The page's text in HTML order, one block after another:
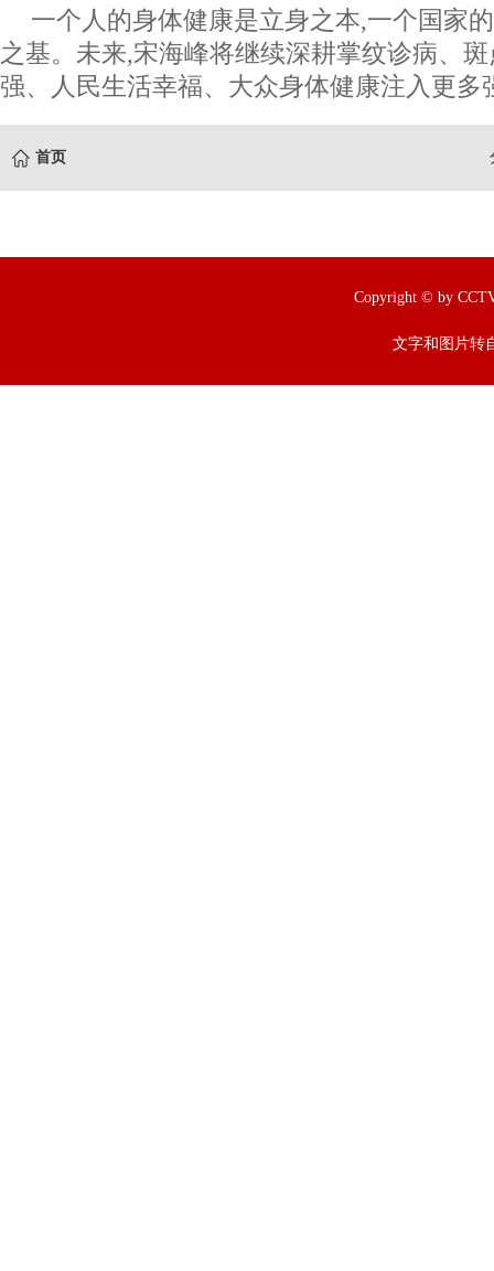
一个人的身体健康是立身之本,一个国家
之基。未来,宋海峰将继续深耕掌纹诊病、
强、人民生活幸福、大众身体健康注入更多
首页
Copyright © by
文字和图片转